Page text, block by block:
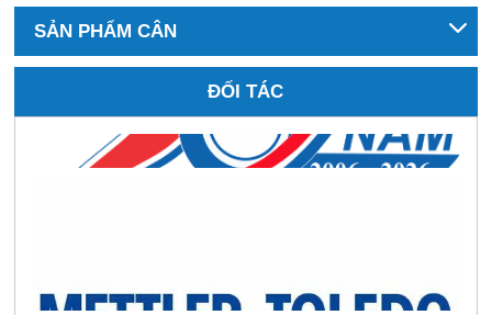
SẢN PHẨM CÂN
ĐỐI TÁC